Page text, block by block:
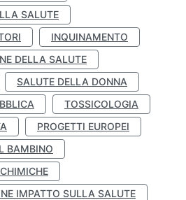
SALUTE
INQUINAMENTO
DELLA SALUTE
SALUTE DELLA DONNA
TOSSICOLOGIA
PROGETTI EUROPEI
BAMBINO
IMPATTO SULLA SALUTE